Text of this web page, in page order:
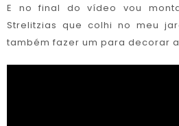
E no final do vídeo vou
Strelitzias que colhi no meu
também fazer um para decorar